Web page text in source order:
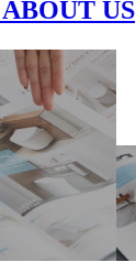
ABOUT US